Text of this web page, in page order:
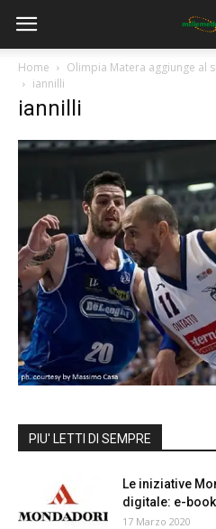
Home
Olimpia Matera aggiunge al
iannilli
iannilli
PIU' LETTI DI SEMPRE
Le iniziative
digitale: e-
17 Marzo 2020